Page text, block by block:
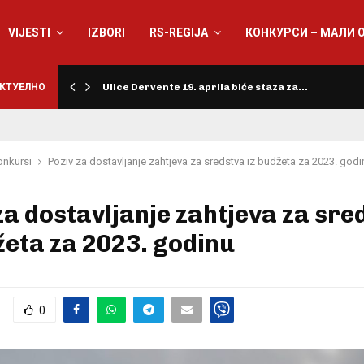
VIJESTI IZBORI RS-REGIJA КОНКУРСИ – МАЛИ
Ulice Dervente 19. aprila biće staza za…
Poziv za dostavljanje zahtjeva za sredstva iz budžeta za 2023.
dostavljanje zahtjeva za
za 2023. godinu
0